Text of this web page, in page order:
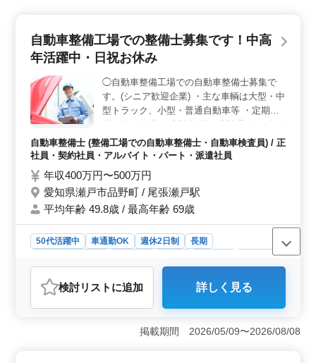
自動車整備工場での整備士募集です！中高
年活躍中・日祝お休み
◯自動車整備工場での自動車整備士募集で
す。(シニア歓迎企業) ・主な車輌は大型・中
型トラック、小型・普通自動車等 ・定期点
車整備経験者募集中、検査員資格保有者優遇
致します！ ＊現在ベテランシニアの方も活
す！
自動車整備士 (整備工場での自動車整備士・自動車検査員) / 正
社員・契約社員・アルバイト・パート・派遣社員
年収400万円〜500万円
愛知県瀬戸市品野町 / 尾張瀬戸駅
平均年齢 49.8歳 / 最高年齢 69歳
50代活躍中 車通勤OK 週休2日制
長期
派遣社員
自動車整備士
おすすめポイント
＜経験を活かせる環境＞ 自動車整備経験10年以上の方
に最適な職場です。大型・中型トラックや小型車両の定
期点検、分解整備、車検業務を担当し、経験をフルに活
検討リスト に追加 詳しく見る
掲載期間 2026/05/09〜2026/08/08